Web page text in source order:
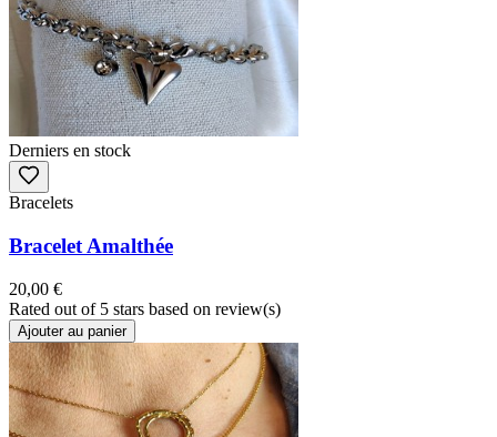
Derniers en stock
Bracelets
Bracelet Amalthée
20,00 €
Rated out of 5 stars based on review(s)
Ajouter au panier